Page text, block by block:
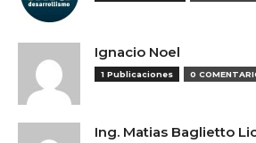
Ignacio Noel
1 Publicaciones 0
Ing. Matias Baglietto